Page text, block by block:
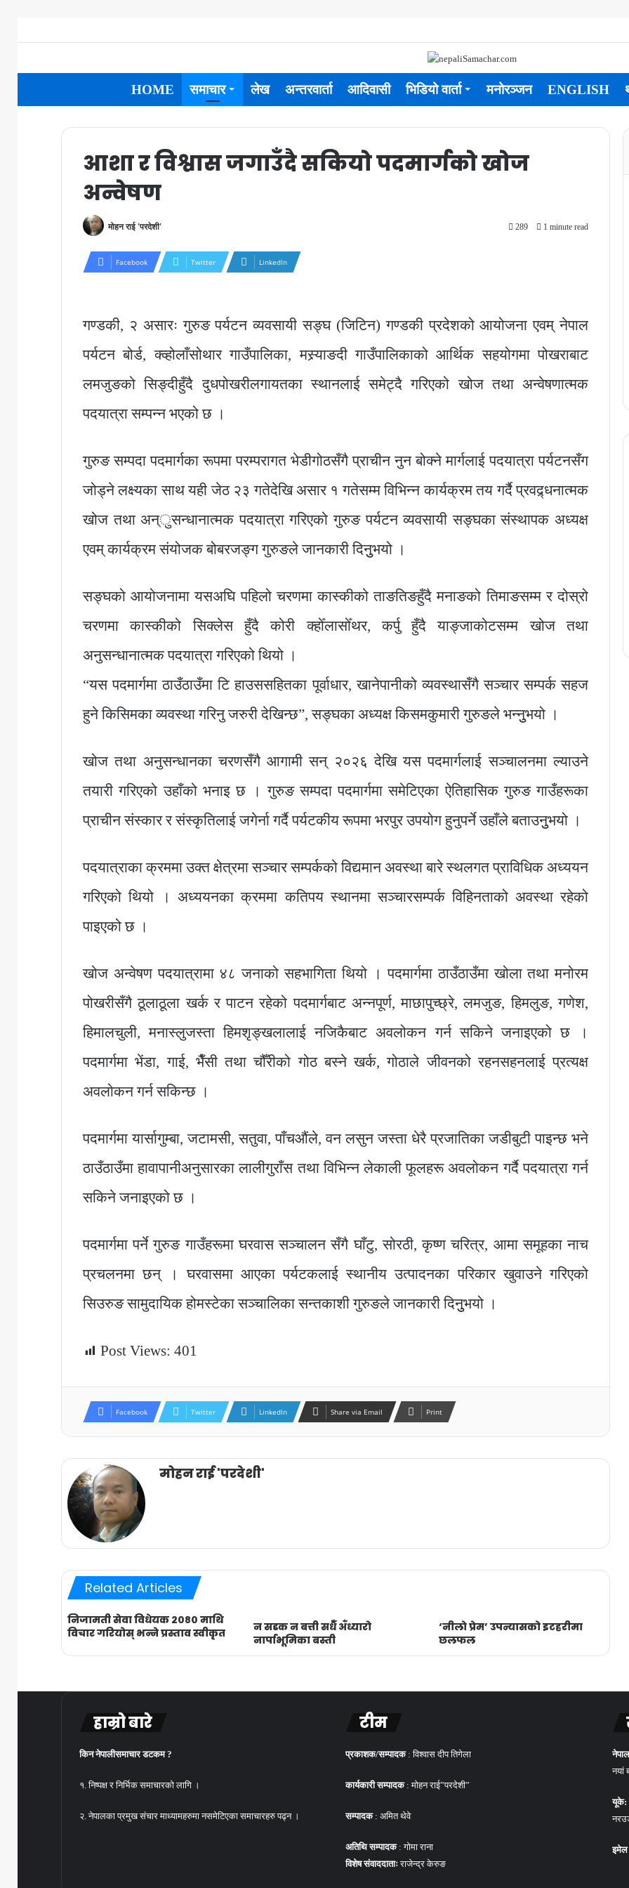
HOME समाचार लेख अन्तरवार्ता आदिवासी भिडियो वार्ता मनोरञ्जन ENGLISH
आशा र विश्वास जगाउँदै सकियो पदमार्गको खोज
अन्वेषण
मोहन राई 'परदेशी' 289 1 minute read
Facebook Twitter LinkedIn
गण्डकी, २ असारः गुरुङ पर्यटन व्यवसायी सङ्घ (जिटिन) गण्डकी प्रदेशको आयोजना एवम् नेपाल
पर्यटन बोर्ड, क्व्होलाँसोथार गाउँपालिका, मस्र्याङदी गाउँपालिकाको आर्थिक सहयोगमा पोखराबाट
लमजुङको सिङ्दीहुँदै दुधपोखरीलगायतका स्थानलाई समेट्दै गरिएको खोज तथा अन्वेषणात्मक
पदयात्रा सम्पन्न भएको छ ।
गुरुङ सम्पदा पदमार्गका रूपमा परम्परागत भेडीगोठसँगै प्राचीन नुन बोक्ने मार्गलाई पदयात्रा पर्यटनसँग
जोड्ने लक्ष्यका साथ यही जेठ २३ गतेदेखि असार १ गतेसम्म विभिन्न कार्यक्रम तय गर्दै प्रवद्र्धनात्मक
खोज तथा अन्ुसन्धानात्मक पदयात्रा गरिएको गुरुङ पर्यटन व्यवसायी सङ्घका संस्थापक अध्यक्ष
एवम् कार्यक्रम संयोजक बोबरजङ्ग गुरुङले जानकारी दिनुुभयो ।
सङ्घको आयोजनामा यसअघि पहिलो चरणमा कास्कीको ताङतिङहुँदै मनाङको तिमाङसम्म र दोस्रो
चरणमा कास्कीको सिक्लेस हुँदै कोरी क्होँलासोँथर, कर्पु हुँदै याङ्जाकोटसम्म खोज तथा
अनुसन्धानात्मक पदयात्रा गरिएको थियो ।
“यस पदमार्गमा ठाउँठाउँमा टि हाउससहितका पूर्वाधार, खानेपानीको व्यवस्थासँगै सञ्चार सम्पर्क सहज
हुने किसिमका व्यवस्था गरिनु जरुरी देखिन्छ”, सङ्घका अध्यक्ष किसमकुमारी गुरुङले भन्नुुभयो ।
खोज तथा अनुसन्धानका चरणसँगै आगामी सन् २०२६ देखि यस पदमार्गलाई सञ्चालनमा ल्याउने
तयारी गरिएको उहाँको भनाइ छ । गुरुङ सम्पदा पदमार्गमा समेटिएका ऐतिहासिक गुरुङ गाउँहरूका
प्राचीन संस्कार र संस्कृतिलाई जगेर्ना गर्दै पर्यटकीय रूपमा भरपुर उपयोग हुनुपर्ने उहाँले बताउनुुभयो ।
पदयात्राका क्रममा उक्त क्षेत्रमा सञ्चार सम्पर्कको विद्यमान अवस्था बारे स्थलगत प्राविधिक अध्ययन
गरिएको थियो । अध्ययनका क्रममा कतिपय स्थानमा सञ्चारसम्पर्क विहिनताको अवस्था रहेको
पाइएको छ ।
खोज अन्वेषण पदयात्रामा ४८ जनाको सहभागिता थियो । पदमार्गमा ठाउँठाउँमा खोला तथा मनोरम
पोखरीसँगै ठूलाठूला खर्क र पाटन रहेको पदमार्गबाट अन्नपूर्ण, माछापुच्छ्रे, लमजुङ, हिमलुङ, गणेश,
हिमालचुली, मनास्लुजस्ता हिमशृङ्खलालाई नजिकैबाट अवलोकन गर्न सकिने जनाइएको छ ।
पदमार्गमा भेंडा, गाई, भैँसी तथा चौँरीको गोठ बस्ने खर्क, गोठाले जीवनको रहनसहनलाई प्रत्यक्ष
अवलोकन गर्न सकिन्छ ।
पदमार्गमा यार्सागुम्बा, जटामसी, सतुवा, पाँचऔंले, वन लसुन जस्ता धेरै प्रजातिका जडीबुटी पाइन्छ भने
ठाउँठाउँमा हावापानीअनुसारका लालीगुराँस तथा विभिन्न लेकाली फूलहरू अवलोकन गर्दै पदयात्रा गर्न
सकिने जनाइएको छ ।
पदमार्गमा पर्ने गुरुङ गाउँहरूमा घरवास सञ्चालन सँगै घाँटु, सोरठी, कृष्ण चरित्र, आमा समूहका नाच
प्रचलनमा छन् । घरवासमा आएका पर्यटकलाई स्थानीय उत्पादनका परिकार खुवाउने गरिएको
सिउरुङ सामुदायिक होमस्टेका सञ्चालिका सन्तकाशी गुरुङले जानकारी दिनुुभयो ।
Post Views: 401
Facebook Twitter LinkedIn Share via Email Print
मोहन राई 'परदेशी'
Related Articles
निजामती सेवा विधेयक २०८० माथि
विचार गरियोस् भन्ने प्रस्ताव स्वीकृत
न सडक न बत्ती सधैँ अँध्यारो
नार्पाभूमिका बस्ती
‘नीलाे प्रेम’ उपन्यासको इटहरीमा
छलफल
हाम्रो बारे
किन नेपालीसमाचार डटकम ?
१. निष्पक्ष र निर्भिक समाचारको लागि ।
२. नेपालका प्रमुख संचार माध्यामहरुमा नसमेटिएका समाचारहरु पढ्न ।
टीम
प्रकाशक/सम्पादक : विश्वास दीप तिगेला
कार्यकारी सम्पादक: मोहन राई”परदेशी”
सम्पादक: अमित थेवे
अतिथि सम्पादक: गोमा राना
विशेष संवाददाताःराजेन्द्र केरुङ
नयां
यूके:
इमेल